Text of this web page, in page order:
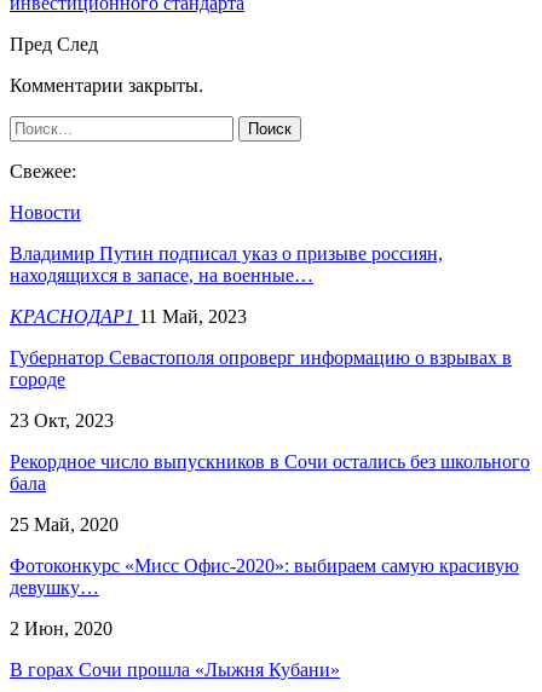
Пред След
Комментарии закрыты.
Свежее:
Новости
Владимир Путин подписал указ о призыве россиян,
находящихся в запасе, на военные…
КРАСНОДАР1 11 Май, 2023
Губернатор Севастополя опроверг информацию о взрывах в
городе
23 Окт, 2023
Рекордное число выпускников в Сочи остались без школьного
бала
25 Май, 2020
Фотоконкурс «Мисс Офис-2020»: выбираем самую красивую
девушку…
2 Июн, 2020
В горах Сочи прошла «Лыжня Кубани»